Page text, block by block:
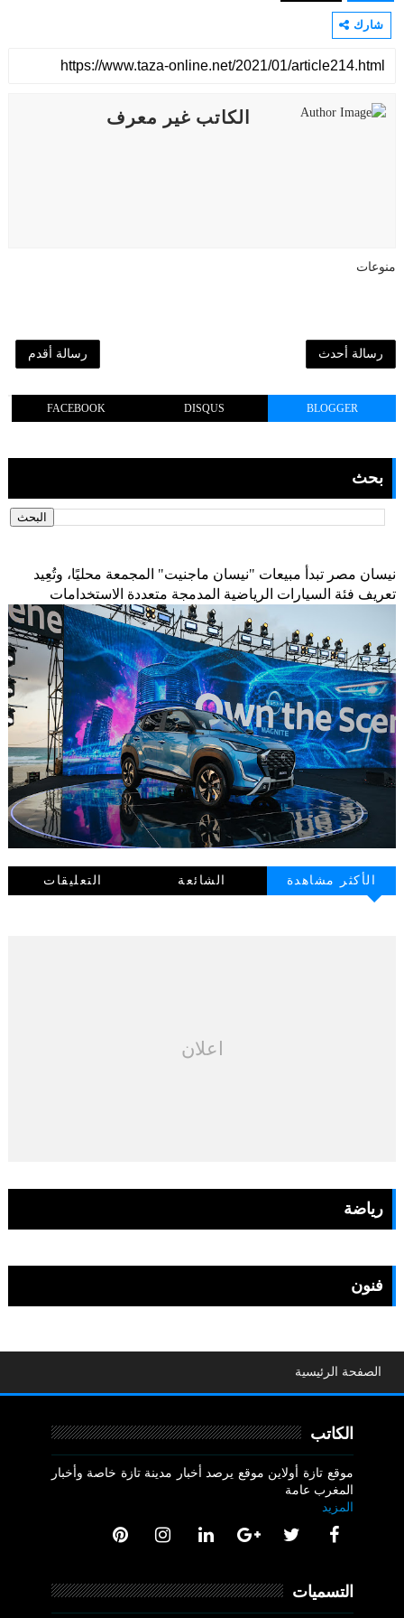
شارك
الكاتب غير معرف
منوعات
رسالة أحدث رسالة أقدم
BLOGGER
DISQUS
FACEBOOK
بحث
نيسان مصر تبدأ مبيعات "نيسان ماجنيت" المجمعة محليًا، وتُعِيد
تعريف فئة السيارات الرياضية المدمجة متعددة الاستخدامات
الأكثر مشاهدة الشائعة التعليقات
اعلان
رياضة
فنون
الصفحة الرئيسية
الكاتب
موقع تازة أولاين موقع يرصد أخبار مدينة تازة خاصة وأخبار
المغرب عامة
المزيد
التسميات